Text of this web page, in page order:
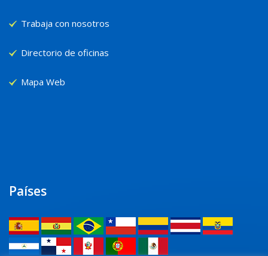
Trabaja con nosotros
Directorio de oficinas
Mapa Web
Países